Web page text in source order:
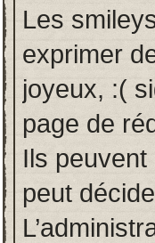
Les
exprimer
joyeux, :(
page de
Ils
peut